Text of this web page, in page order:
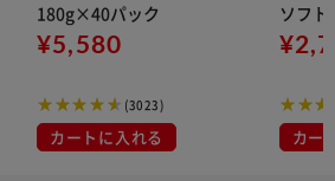
180g×40パック
¥5,580
(3023)
カートに入れる
ソフ
組) 5
カー